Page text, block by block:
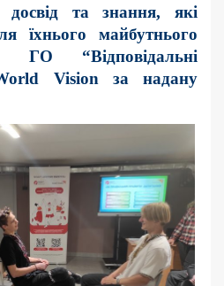
та знання, які
їхнього майбутнього
ГО “Відповідальні
Vision за надану